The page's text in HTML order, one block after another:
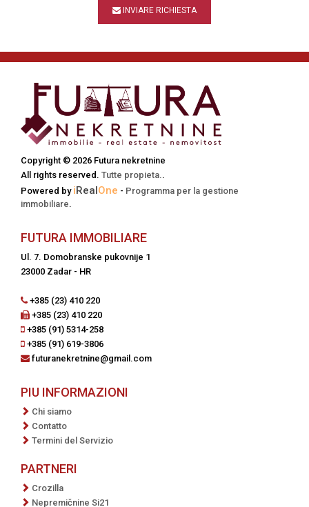
INVIARE RICHIESTA
Copyright © 2026 Futura nekretnine
All rights reserved. Tutte propieta..
Powered by iRealOne - Programma per la gestione
immobiliare.
FUTURA IMMOBILIARE
Ul. 7. Domobranske pukovnije 1
23000 Zadar - HR
+385 (23) 410 220
+385 (23) 410 220
+385 (91) 5314-258
+385 (91) 619-3806
futuranekretnine@gmail.com
PIU INFORMAZIONI
Chi siamo
Contatto
Termini del Servizio
PARTNERI
Crozilla
Nepremičnine Si21